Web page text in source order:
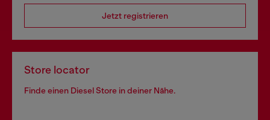
Jetzt registrieren
Store locator
Finde einen Diesel Store in deiner Nähe.